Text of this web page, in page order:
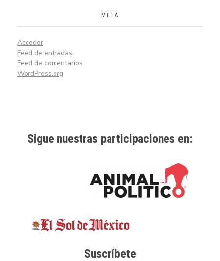
META
Acceder
Feed de entradas
Feed de comentarios
WordPress.org
Sigue nuestras participaciones en:
Suscríbete